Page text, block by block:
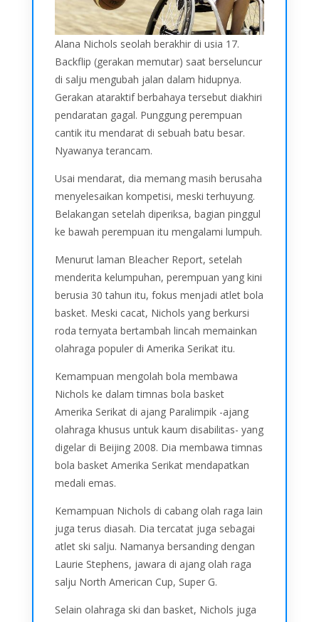
Alana Nichols seolah berakhir di usia 17.
Backflip (gerakan memutar) saat berseluncur
di salju mengubah jalan dalam hidupnya.
Gerakan ataraktif berbahaya tersebut diakhiri
pendaratan gagal. Punggung perempuan
cantik itu mendarat di sebuah batu besar.
Nyawanya terancam.
Usai mendarat, dia memang masih berusaha
menyelesaikan kompetisi, meski terhuyung.
Belakangan setelah diperiksa, bagian pinggul
ke bawah perempuan itu mengalami lumpuh.
Menurut laman Bleacher Report, setelah
menderita kelumpuhan, perempuan yang kini
berusia 30 tahun itu, fokus menjadi atlet bola
basket. Meski cacat, Nichols yang berkursi
roda ternyata bertambah lincah memainkan
olahraga populer di Amerika Serikat itu.
Kemampuan mengolah bola membawa
Nichols ke dalam timnas bola basket
Amerika Serikat di ajang Paralimpik -ajang
olahraga khusus untuk kaum disabilitas- yang
digelar di Beijing 2008. Dia membawa timnas
bola basket Amerika Serikat mendapatkan
medali emas.
Kemampuan Nichols di cabang olah raga lain
juga terus diasah. Dia tercatat juga sebagai
atlet ski salju. Namanya bersanding dengan
Laurie Stephens, jawara di ajang olah raga
salju North American Cup, Super G.
Selain olahraga ski dan basket, Nichols juga